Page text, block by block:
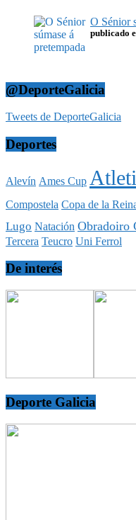
O Sénior
publicado
@DeporteGalicia
Tweets de DeporteGalicia
Deportes
Alevín Ames Cup
Compostela Copa de la
Lugo Natación Obradoiro
Tercera Teucro Uni Ferrol
De interés
Deporte Galicia